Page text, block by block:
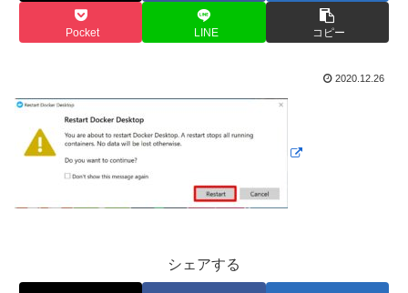
Pocket LINE コピー
2020.12.26
シェアする